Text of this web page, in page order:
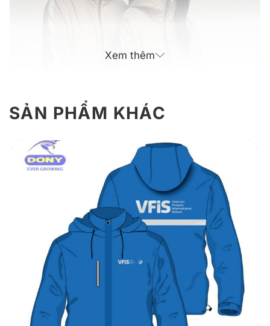
Áo khoác phản quang mẫu 09 màu nâu mũ liền linh
hoạt.
Xem thêm
SẢN PHẨM KHÁC